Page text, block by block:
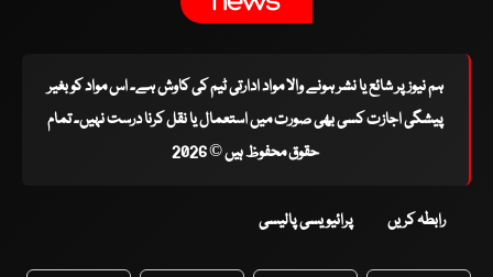
ہم نیوز پر شائع یا نشر ہونے والا مواد ادارتی ٹیم کی کاوش ہے۔ اس مواد کو بغیر
پیشگی اجازت کسی بھی صورت میں استعمال یا نقل کرنا درست نہیں۔ تمام
حقوق محفوظ ہیں © 2026
رابطہ کریں پرائیویسی پالیسی